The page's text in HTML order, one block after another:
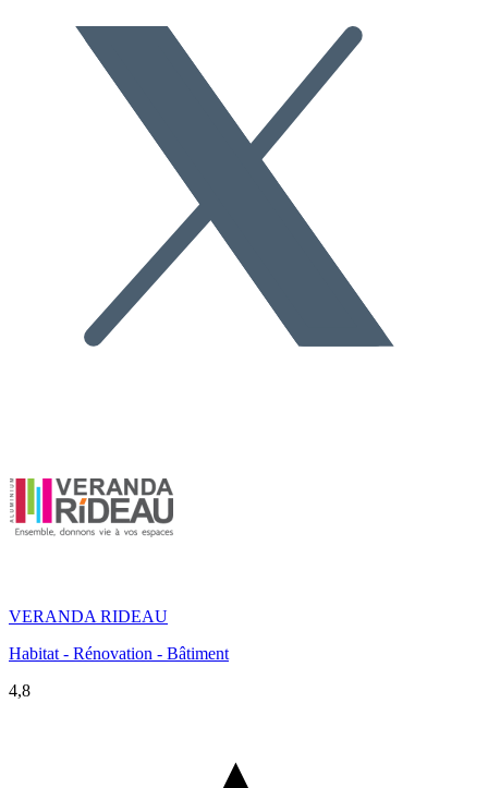
VERANDA RIDEAU
Habitat - Rénovation - Bâtiment
4,8